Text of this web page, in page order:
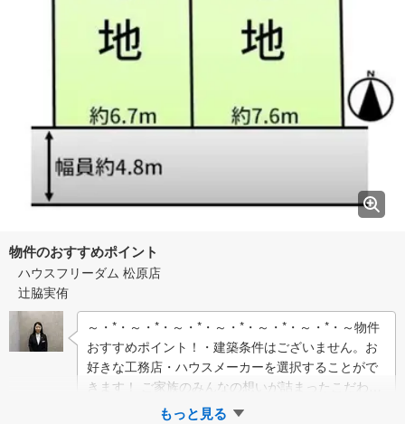
物件のおすすめポイント
ハウスフリーダム 松原店
辻脇実侑
～・*・～・*・～・*・～・*・～・*・～・*・～物件
おすすめポイント！・建築条件はございません。お
好きな工務店・ハウスメーカーを選択することがで
きます！ ご家族のみんなの想いが詰まったこだわり
の夢のマイホームを叶えませんか？・南…
もっと見る